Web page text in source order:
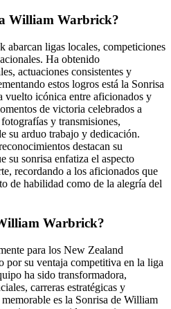
William Warbrick?
ligas locales, competiciones
Ha obtenido
actuaciones consistentes y
estos logros está la Sonrisa
vuelto icónica entre aficionados y
de victoria celebrados a
y transmisiones,
su arduo trabajo y dedicación.
destacan su
su sonrisa enfatiza el aspecto
recordando a los aficionados que
de habilidad como de la alegría del
Warbrick?
para los New Zealand
por su ventaja competitiva en la liga
ha sido transformadora,
carreras estratégicas y
es la Sonrisa de William